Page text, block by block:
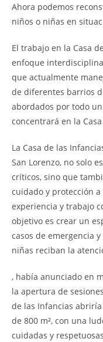
Ahora podemos
niños o niñas en
El trabajo en la Casa
enfoque
que actualmente
de diferentes barrios
abordados por todo
concentrará en la
La Casa de las
San Lorenzo, no solo
críticos, sino que
cuidado y protección
experiencia y trabajo
objetivo es crear un
casos de emergencia
niñas reciban la
, había anunciado en
la apertura de
de las Infancias
de 800 m², con una
cuidadas y